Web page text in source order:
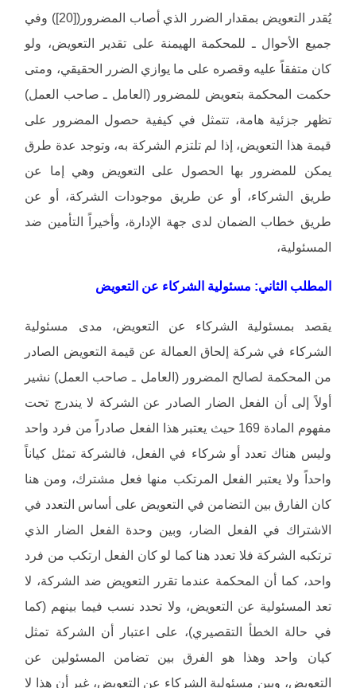
يُقدر التعويض بمقدار الضرر الذي أصاب المضرور([20]) وفي
جميع الأحوال ـ للمحكمة الهيمنة على تقدير التعويض، ولو
كان متفقاً عليه وقصره على ما يوازي الضرر الحقيقي، ومتى
حكمت المحكمة بتعويض للمضرور (العامل ـ صاحب العمل)
تظهر جزئية هامة، تتمثل في كيفية حصول المضرور على
قيمة هذا التعويض، إذا لم تلتزم الشركة به، وتوجد عدة طرق
يمكن للمضرور بها الحصول على التعويض وهي إما عن
طريق الشركاء، أو عن طريق موجودات الشركة، أو عن
طريق خطاب الضمان لدى جهة الإدارة، وأخيراً التأمين ضد
المسئولية،
المطلب الثاني: مسئولية الشركاء عن التعويض
يقصد بمسئولية الشركاء عن التعويض، مدى مسئولية
الشركاء في شركة إلحاق العمالة عن قيمة التعويض الصادر
من المحكمة لصالح المضرور (العامل ـ صاحب العمل) نشير
أولاً إلى أن الفعل الضار الصادر عن الشركة لا يندرج تحت
مفهوم المادة 169 حيث يعتبر هذا الفعل صادراً من فرد واحد
وليس هناك تعدد أو شركاء في الفعل، فالشركة تمثل كياناً
واحداً ولا يعتبر الفعل المرتكب منها فعل مشترك، ومن هنا
كان الفارق بين التضامن في التعويض على أساس التعدد في
الاشتراك في الفعل الضار، وبين وحدة الفعل الضار الذي
ترتكبه الشركة فلا تعدد هنا كما لو كان الفعل ارتكب من فرد
واحد، كما أن المحكمة عندما تقرر التعويض ضد الشركة، لا
تعد المسئولية عن التعويض، ولا تحدد نسب فيما بينهم (كما
في حالة الخطأ التقصيري)، على اعتبار أن الشركة تمثل
كيان واحد وهذا هو الفرق بين تضامن المسئولين عن
التعويض، وبين مسئولية الشركاء عن التعويض، غير أن هذا لا